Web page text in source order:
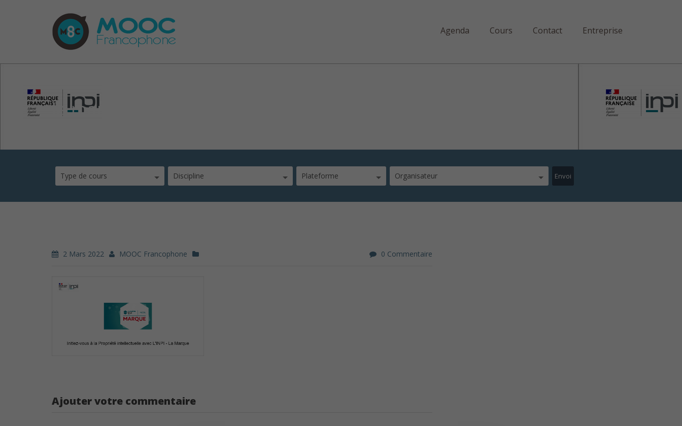
Agenda Cours Contact Entreprise
la marque inpi
Type de cours Discipline Plateforme Organisateur
2 Mars 2022 MOOC Francophone 0 Commentaire
Ajouter votre commentaire